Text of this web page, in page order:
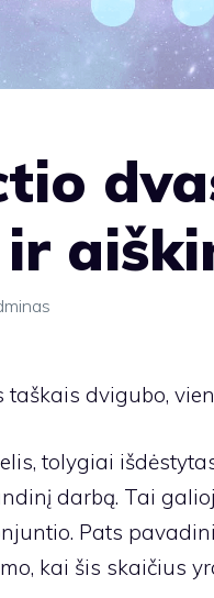
dvigubo,
tolygiai
darbą. Tai
Pats
kai šis skaičius